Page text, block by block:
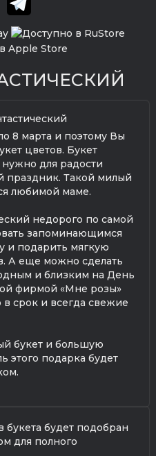
8 марта и поэтому Вы
цветов. Букет
нужно для радости
праздник. Такой милый
любимой маме.
недорого по самой
запоминающимся
и подарить мягкую
А еще можно сделать
и близким на День
фирмой «Мне розы»
в срок и всегда свежие
букет и большую
этого подарка будет
букета будет подобран
для полного